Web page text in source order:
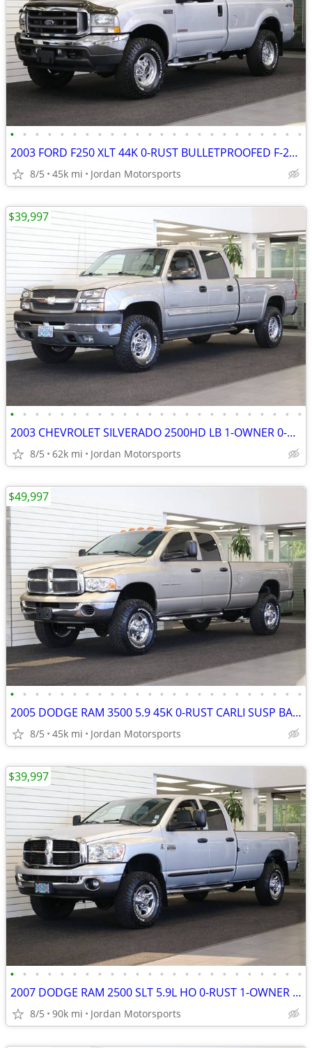
• • • • • • • • • • • • • • • • • • • • • • • •
2003 FORD F250 XLT 44K 0-RUST BULLETPROOFED F-250 F350 2004 2005 2002
8/5 45k mi Jordan Motorsports
• • • • • • • • • • • • • • • • • • • • • • • •
2003 CHEVROLET SILVERADO 2500HD LB 1-OWNER 0-RUST 8.1L 2004 2005 2006
8/5 62k mi Jordan Motorsports
$39,997
• • • • • • • • • • • • • • • • • • • • • • • •
2005 DODGE RAM 3500 5.9 45K 0-RUST CARLI SUSP BANKS PKG 2500 2006 2007
8/5 45k mi Jordan Motorsports
$49,997
• • • • • • • • • • • • • • • • • • • • • • • •
2007 DODGE RAM 2500 SLT 5.9L HO 0-RUST 1-OWNER 89K 3500 2006 2005 2004
8/5 90k mi Jordan Motorsports
$39,997